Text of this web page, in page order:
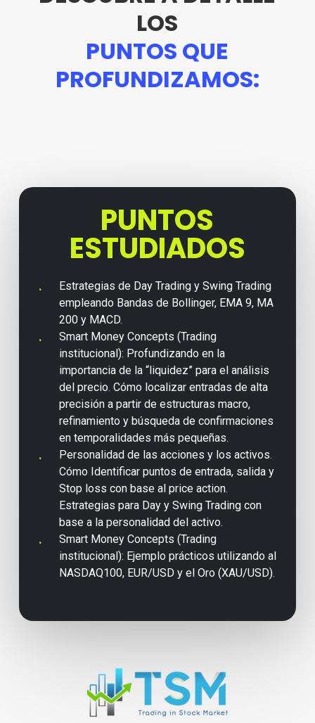
LOS
PUNTOS QUE
PROFUNDIZAMOS:
PUNTOS
ESTUDIADOS
Estrategias de Day Trading y Swing Trading
empleando Bandas de Bollinger, EMA 9, MA
200 y MACD.
Smart Money Concepts (Trading
institucional): Profundizando en la
importancia de la “liquidez” para el análisis
del precio. Cómo localizar entradas de alta
precisión a partir de estructuras macro,
refinamiento y búsqueda de confirmaciones
en temporalidades más pequeñas.
Personalidad de las acciones y los activos.
Cómo Identificar puntos de entrada, salida y
Stop loss con base al price action.
Estrategias para Day y Swing Trading con
base a la personalidad del activo.
Smart Money Concepts (Trading
institucional): Ejemplo prácticos utilizando al
NASDAQ100, EUR/USD y el Oro (XAU/USD).